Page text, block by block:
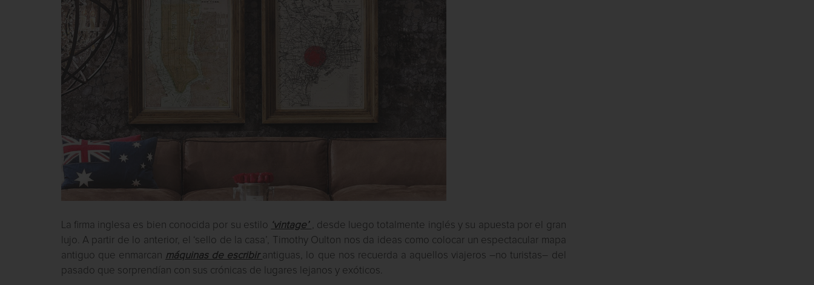
La firma inglesa es bien conocida por su estilo ‘vintage’ , desde luego totalmente inglés y su apuesta por el gran
lujo. A partir de lo anterior, el ‘sello de la casa’, Timothy Oulton nos da ideas como colocar un espectacular mapa
antiguo que enmarcan máquinas de escribirantiguas, lo que nos recuerda a aquellos viajeros –no turistas– del
pasado que sorprendían con sus crónicas de lugares lejanos y exóticos.